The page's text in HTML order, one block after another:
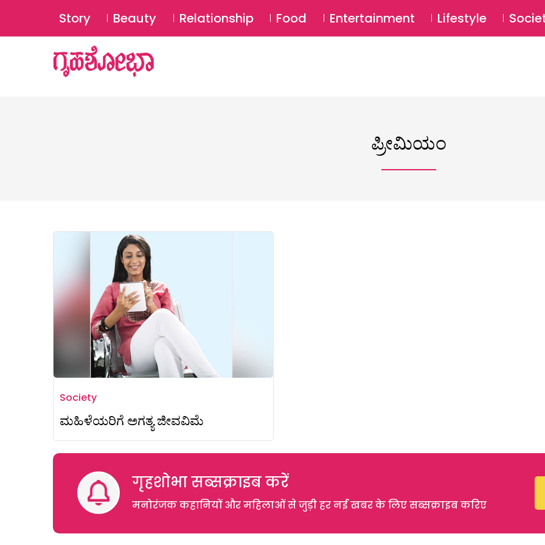
Story Beauty Relationship Food Entertainment Lifestyle
ಪ್ರೀಮಿಯಂ
Society
ಮಹಿಳೆಯರಿಗೆ ಅಗತ್ಯ ಜೀವವಿಮೆ
गृहशोभा सब्सक्राइब करें
मनोरंजक कहानियों और महिलाओं से जुड़ी हर नई खबर के लिए सब्सक्राइब करिए